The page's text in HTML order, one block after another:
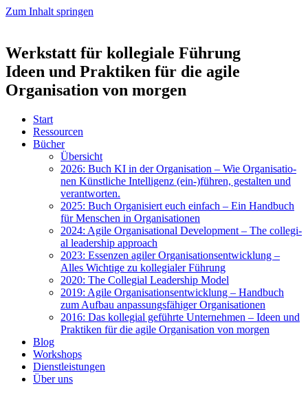
Zum Inhalt springen
Werkstatt für kollegiale Führung
Ideen und Praktiken für die agile
Organisation von morgen
Start
Res­sour­cen
Bücher
Über­sicht
2026: Buch KI in der Orga­ni­sa­ti­on – Wie Orga­ni­sa­tio­
nen Künst­li­che Intel­li­genz (ein-)führen, gestal­ten und
ver­ant­wor­ten.
2025: Buch Orga­ni­siert euch ein­fach – Ein Hand­buch
für Men­schen in Orga­ni­sa­tio­nen
2024: Agi­le Orga­ni­sa­tio­nal Deve­lo­p­ment – The col­le­gi­
al lea­der­ship approach
2023: Essen­zen agi­ler Orga­ni­sa­ti­ons­ent­wick­lung –
Alles Wich­ti­ge zu kol­le­gia­ler Füh­rung
2020: The Col­le­gi­al Lea­der­ship Model
2019: Agi­le Orga­ni­sa­ti­ons­ent­wick­lung – Hand­buch
zum Auf­bau anpas­sungs­fä­hi­ger Orga­ni­sa­tio­nen
2016: Das kol­le­gi­al geführ­te Unter­neh­men – Ideen und
Prak­ti­ken für die agi­le Orga­ni­sa­ti­on von mor­gen
Blog
Work­shops
Dienst­leis­tun­gen
Über uns